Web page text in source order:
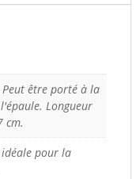
Peut être porté à la
Longueur
cm.
idéale pour la